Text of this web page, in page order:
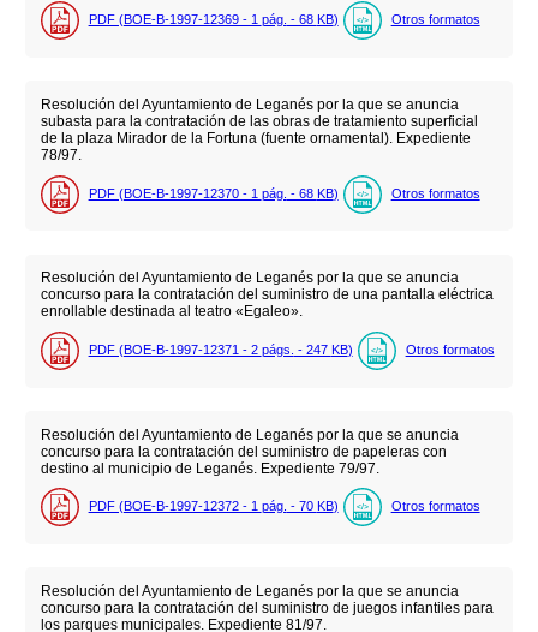
PDF (BOE-B-1997-12369 - 1 pág. - 68 KB) Otros formatos
Resolución del Ayuntamiento de Leganés por la que se anuncia
subasta para la contratación de las obras de tratamiento superficial
de la plaza Mirador de la Fortuna (fuente ornamental). Expediente
78/97.
PDF (BOE-B-1997-12370 - 1 pág. - 68 KB) Otros formatos
Resolución del Ayuntamiento de Leganés por la que se anuncia
concurso para la contratación del suministro de una pantalla eléctrica
enrollable destinada al teatro «Egaleo».
PDF (BOE-B-1997-12371 - 2 págs. - 247 KB) Otros formatos
Resolución del Ayuntamiento de Leganés por la que se anuncia
concurso para la contratación del suministro de papeleras con
destino al municipio de Leganés. Expediente 79/97.
PDF (BOE-B-1997-12372 - 1 pág. - 70 KB) Otros formatos
Resolución del Ayuntamiento de Leganés por la que se anuncia
concurso para la contratación del suministro de juegos infantiles para
los parques municipales. Expediente 81/97.